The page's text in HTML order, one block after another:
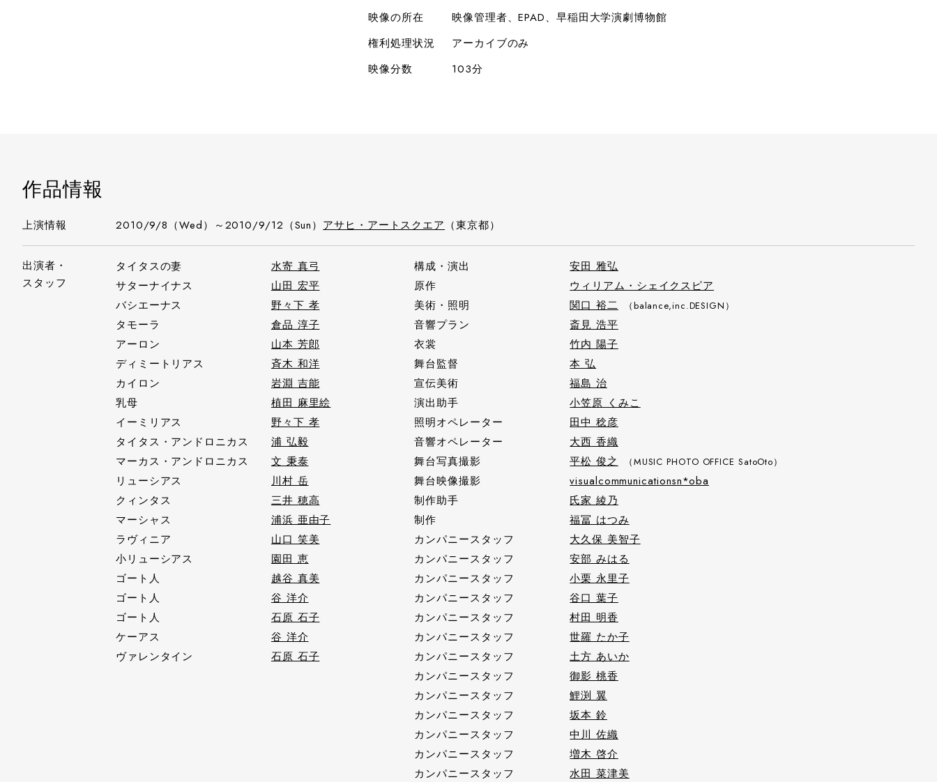
映像の所在
映像管理者、EPAD、早稲田大学演劇博物館
権利処理状況
アーカイブのみ
映像分数
103分
作品情報
上演情報 2010/9/8（Wed）～2010/9/12（Sun） アサヒ・アートスクエア （東京都）
出演者・
スタッフ
タイタスの妻
水寄 真弓
サターナイナス
山田 宏平
バシエーナス
野々下 孝
タモーラ
倉品 淳子
アーロン
山本 芳郎
ディミートリアス
斉木 和洋
カイロン
岩淵 吉能
乳母
植田 麻里絵
イーミリアス
野々下 孝
タイタス・アンドロニカス
浦 弘毅
マーカス・アンドロニカス
文 秉泰
リューシアス
川村 岳
クィンタス
三井 穂高
マーシャス
浦浜 亜由子
ラヴィニア
山口 笑美
小リューシアス
園田 恵
ゴート人
越谷 真美
ゴート人
谷 洋介
ゴート人
石原 石子
ケーアス
谷 洋介
ヴァレンタイン
石原 石子
構成・演出
安田 雅弘
原作
ウィリアム・シェイクスピア
美術・照明
関口 裕二 （balance,inc.DESIGN）
音響プラン
斎見 浩平
衣裳
竹内 陽子
舞台監督
本 弘
宣伝美術
福島 治
演出助手
小笠原 くみこ
照明オペレーター
田中 稔彦
音響オペレーター
大西 香織
舞台写真撮影
平松 俊之 （MUSIC PHOTO OFFICE SatoOto）
舞台映像撮影
visualcommunicationsn*oba
制作助手
氏家 綾乃
制作
福冨 はつみ
カンパニースタッフ
大久保 美智子
カンパニースタッフ
安部 みはる
カンパニースタッフ
小栗 永里子
カンパニースタッフ
谷口 葉子
カンパニースタッフ
村田 明香
カンパニースタッフ
世羅 たか子
カンパニースタッフ
土方 あいか
カンパニースタッフ
御影 桃香
カンパニースタッフ
鯉渕 翼
カンパニースタッフ
坂本 鈴
カンパニースタッフ
中川 佐織
カンパニースタッフ
増木 啓介
カンパニースタッフ
水田 菜津美